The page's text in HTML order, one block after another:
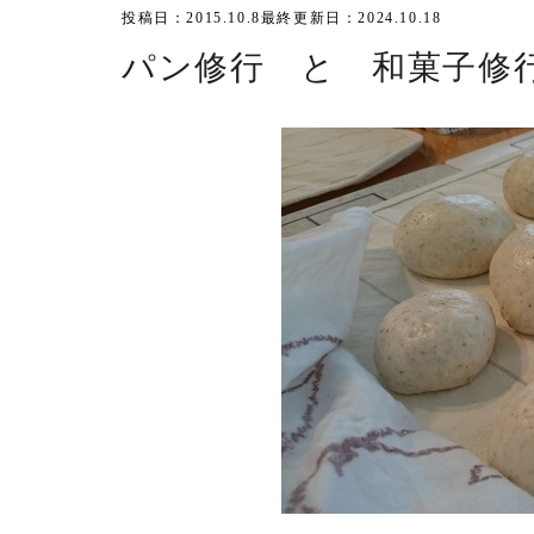
投稿日：2015.10.8最終更新日：2024.10.18
パン修行 と 和菓子修